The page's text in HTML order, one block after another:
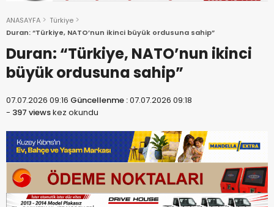
ANASAYFA
Türkiye
Duran: “Türkiye, NATO’nun ikinci büyük ordusuna sahip”
Duran: “Türkiye, NATO’nun ikinci
büyük ordusuna sahip”
07.07.2026 09:16 Güncellenme :07.07.2026 09:18
- 397 viewskez okundu